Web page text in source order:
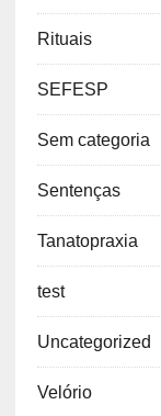
Rituais
SEFESP
Sem categoria
Sentenças
Tanatopraxia
test
Uncategorized
Velório